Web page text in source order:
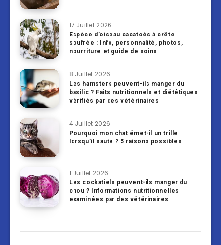
17 Juillet 2026
Espèce d’oiseau cacatoès à crête
soufrée : Info, personnalité, photos,
nourriture et guide de soins
8 Juillet 2026
Les hamsters peuvent-ils manger du
basilic ? Faits nutritionnels et diététiques
vérifiés par des vétérinaires
4 Juillet 2026
Pourquoi mon chat émet-il un trille
lorsqu’il saute ? 5 raisons possibles
1 Juillet 2026
Les cockatiels peuvent-ils manger du
chou ? Informations nutritionnelles
examinées par des vétérinaires